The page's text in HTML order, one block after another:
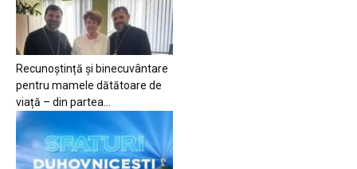
Recunoștință și binecuvântare
pentru mamele dătătoare de
viață – din partea...